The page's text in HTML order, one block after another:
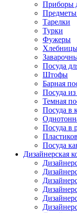
Приборы
Предметы
Тарелки
Турки
Фужеры
Посуда
Штофы
Барная
Посуда
Темная
Посуда в
Посуда в
Посуда
Дизайнерская